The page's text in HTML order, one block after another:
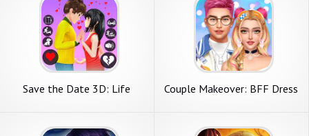
Save the Date 3D: Life
Couple Makeover: BFF Dress